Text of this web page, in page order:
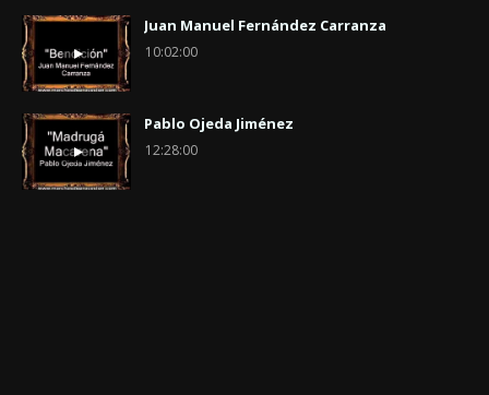
Juan Manuel Fernández Carranza
10:02:00
Pablo Ojeda Jiménez
12:28:00